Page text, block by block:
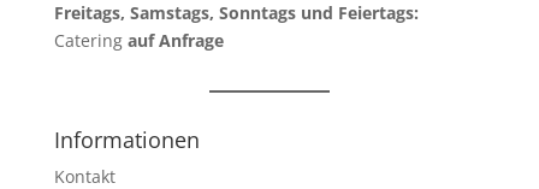
Freitags, Samstags, Sonntags und Feiertags:
Catering auf Anfrage
Informationen
Kontakt